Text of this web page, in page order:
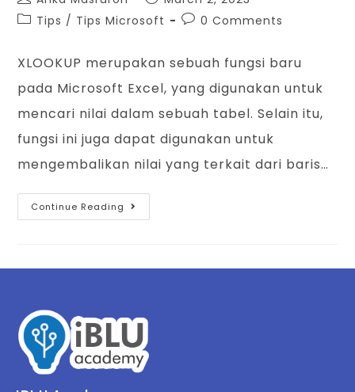
Tips / Tips Microsoft 0 Comments
XLOOKUP merupakan sebuah fungsi baru
pada Microsoft Excel, yang digunakan untuk
mencari nilai dalam sebuah tabel. Selain itu,
fungsi ini juga dapat digunakan untuk
mengembalikan nilai yang terkait dari baris…
Continue Reading